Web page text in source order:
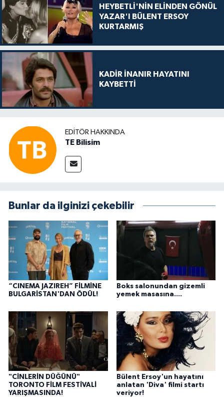
HEYBETLİ'NİN ELİNDEN GÖNÜL
YAZAR'I BÜLENT ERSOY
KURTARMIŞ
KADİR İNANIR HAYATINI
KAYBETTİ
EDITÖR HAKKINDA
TE Bilisim
Bunlar da ilginizi çekebilir
“CINEMA JAZIREH” FİLMİNE
BULGARİSTAN'DAN ÖDÜL!
Boks salonundan gizemli
yemek masasına....
"CİNLERİN DÜĞÜNÜ"
TORONTO FİLM FESTİVALİ
YARIŞMASINDA!
Bülent Ersoy'un hayatını
anlatan 'Diva' filmi startı
veriyor!